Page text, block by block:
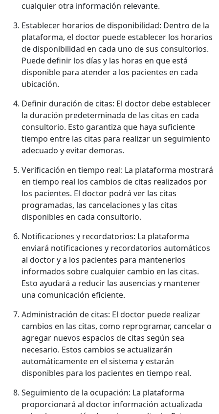
cualquier otra información relevante.
Establecer horarios de disponibilidad: Dentro de la
plataforma, el doctor puede establecer los horarios
de disponibilidad en cada uno de sus consultorios.
Puede definir los días y las horas en que está
disponible para atender a los pacientes en cada
ubicación.
Definir duración de citas: El doctor debe establecer
la duración predeterminada de las citas en cada
consultorio. Esto garantiza que haya suficiente
tiempo entre las citas para realizar un seguimiento
adecuado y evitar demoras.
Verificación en tiempo real: La plataforma mostrará
en tiempo real los cambios de citas realizados por
los pacientes. El doctor podrá ver las citas
programadas, las cancelaciones y las citas
disponibles en cada consultorio.
Notificaciones y recordatorios: La plataforma
enviará notificaciones y recordatorios automáticos
al doctor y a los pacientes para mantenerlos
informados sobre cualquier cambio en las citas.
Esto ayudará a reducir las ausencias y mantener
una comunicación eficiente.
Administración de citas: El doctor puede realizar
cambios en las citas, como reprogramar, cancelar o
agregar nuevos espacios de citas según sea
necesario. Estos cambios se actualizarán
automáticamente en el sistema y estarán
disponibles para los pacientes en tiempo real.
Seguimiento de la ocupación: La plataforma
proporcionará al doctor información actualizada